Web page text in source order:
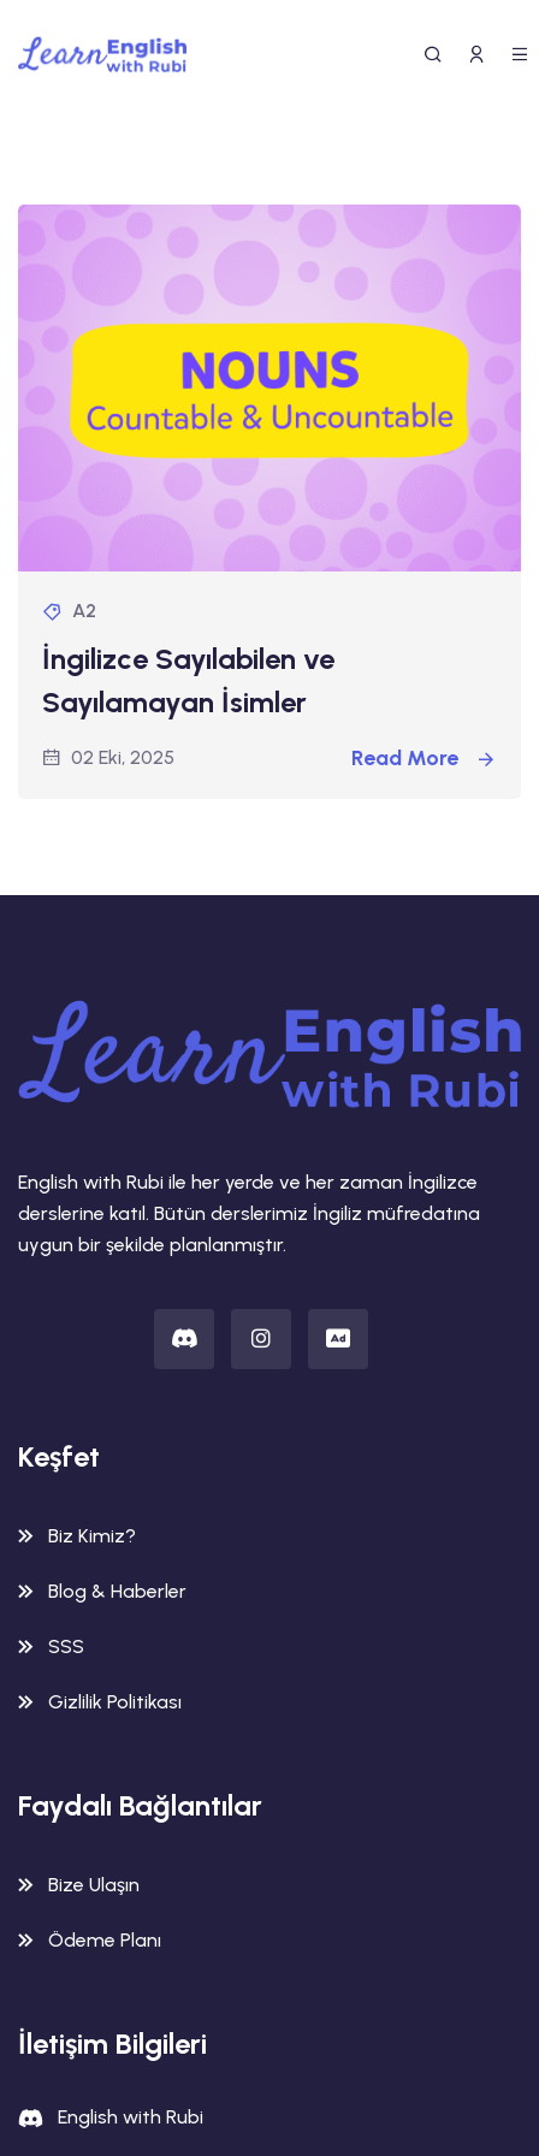
A2
İngilizce Sayılabilen ve
Sayılamayan İsimler
02 Eki, 2025 Read More
English with Rubi ile her yerde ve her zaman İngilizce
derslerine katıl. Bütün derslerimiz İngiliz müfredatına
uygun bir şekilde planlanmıştır.
Keşfet
Biz Kimiz?
Blog & Haberler
SSS
Gizlilik Politikası
Faydalı Bağlantılar
Bize Ulaşın
Ödeme Planı
İletişim Bilgileri
English with Rubi